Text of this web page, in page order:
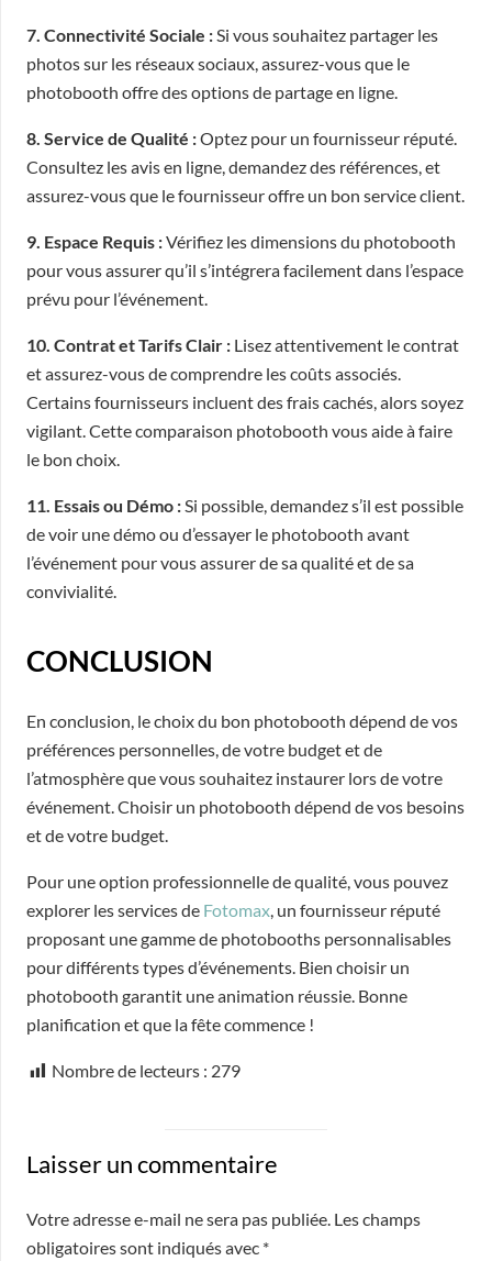
7. Connectivité Sociale :Si vous souhaitez partager les
photos sur les réseaux sociaux, assurez-vous que le
photobooth offre des options de partage en ligne.
8. Service de Qualité :Optez pour un fournisseur réputé.
Consultez les avis en ligne, demandez des références, et
assurez-vous que le fournisseur offre un bon service client.
9. Espace Requis :Vérifiez les dimensions du photobooth
pour vous assurer qu’il s’intégrera facilement dans l’espace
prévu pour l’événement.
10. Contrat et Tarifs Clair : Lisez attentivement le contrat
et assurez-vous de comprendre les coûts associés.
Certains fournisseurs incluent des frais cachés, alors soyez
vigilant. Cette comparaison photobooth vous aide à faire
le bon choix.
11. Essais ou Démo :Si possible, demandez s’il est possible
de voir une démo ou d’essayer le photobooth avant
l’événement pour vous assurer de sa qualité et de sa
convivialité.
CONCLUSION
En conclusion, le choix du bon photobooth dépend de vos
préférences personnelles, de votre budget et de
l’atmosphère que vous souhaitez instaurer lors de votre
événement. Choisir un photobooth dépend de vos besoins
et de votre budget.
Pour une option professionnelle de qualité, vous pouvez
explorer les services de Fotomax, un fournisseur réputé
proposant une gamme de photobooths personnalisables
pour différents types d’événements. Bien choisir un
photobooth garantit une animation réussie. Bonne
planification et que la fête commence !
Nombre de lecteurs : 279
Laisser un commentaire
Votre adresse e-mail ne sera pas publiée. Les champs
obligatoires sont indiqués avec *